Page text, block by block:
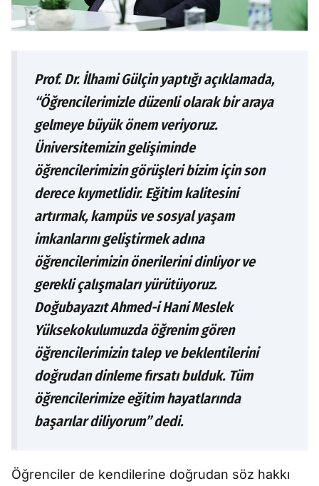
Prof. Dr. İlhami Gülçin yaptığı açıklamada,
“Öğrencilerimizle düzenli olarak bir araya
gelmeye büyük önem veriyoruz.
Üniversitemizin gelişiminde
öğrencilerimizin görüşleri bizim için son
derece kıymetlidir. Eğitim kalitesini
artırmak, kampüs ve sosyal yaşam
imkanlarını geliştirmek adına
öğrencilerimizin önerilerini dinliyor ve
gerekli çalışmaları yürütüyoruz.
Doğubayazıt Ahmed-i Hani Meslek
Yüksekokulumuzda öğrenim gören
öğrencilerimizin talep ve beklentilerini
doğrudan dinleme fırsatı bulduk. Tüm
öğrencilerimize eğitim hayatlarında
başarılar diliyorum” dedi.
Öğrenciler de kendilerine doğrudan söz hakkı